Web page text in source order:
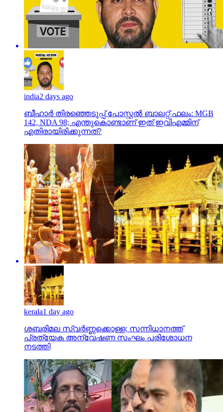
india2 days ago
ബീഹാർ തിരഞ്ഞെടുപ്പ് പോസ്റ്റൽ ബാലറ്റ് ഫലം: MGB
142, NDA 98; എന്തുകൊണ്ടാണ് ഇത് ഇവിഎമ്മിന്
എതിരായിരിക്കുന്നത്?
kerala1 day ago
ശബരിമല സ്വര്‍ണ്ണക്കൊള്ള; സന്നിധാനത്ത്
പ്രത്യേക അന്വേഷണ സംഘം പരിശോധന
നടത്തി